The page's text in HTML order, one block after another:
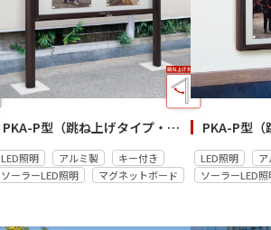
PKA-P型（跳ね上げタイプ・和風／自立）
LED照明 アルミ製
キー付き
ソーラーLED照明
マグネットボード
LED照明
ソーラーLED照